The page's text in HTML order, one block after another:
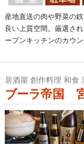
産地直送の肉や野菜の
良い上質空間。厳選さ
ープンキッチンのカウ
居酒屋 創作料理 和食
ブーラ帝国